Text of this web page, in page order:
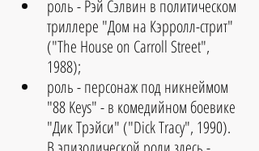
роль - Рэй Сэлвин в политическом
триллере "Дом на Кэрролл-стрит"
("The House on Carroll Street",
1988);
роль - персонаж под никнеймом
"88 Keys" - в комедийном боевике
"Дик Трэйси" ("Dick Tracy", 1990).